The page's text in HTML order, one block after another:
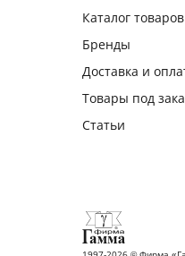
Каталог товаров
Бренды
Доставка и
Товары под
Статьи